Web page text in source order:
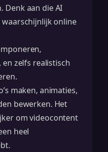
Denk aan die AI
online
zelfs realistisch
maken, animaties,
bewerken. Het
om videocontent
heel